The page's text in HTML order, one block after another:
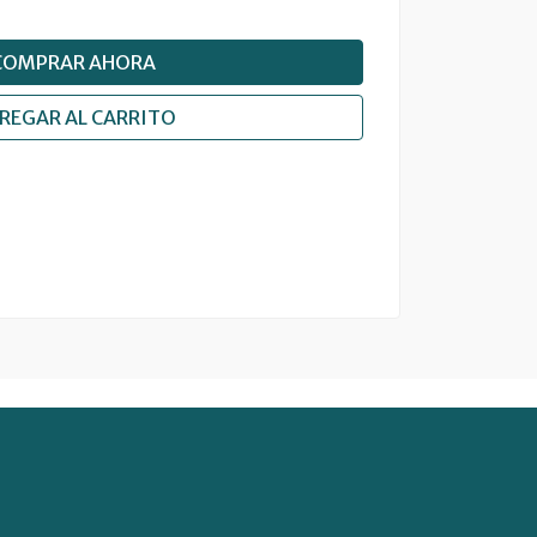
AHORA
AL CARRITO